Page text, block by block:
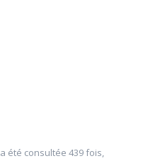
a été consultée 439 fois,